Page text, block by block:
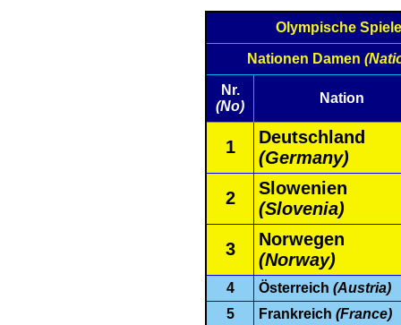
Olympische
Nationen Damen
Nr.
(No)
Nation
1
Deutschland
(Germany)
2
Slowenien
(Slovenia)
3
Norwegen
(Norway)
4 Österreich (Austria)
5
Frankreich (France)